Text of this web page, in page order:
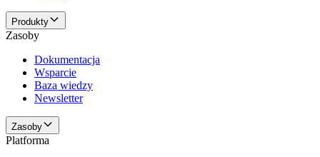
Produkty
Zasoby
Dokumentacja
Wsparcie
Baza wiedzy
Newsletter
Zasoby
Platforma